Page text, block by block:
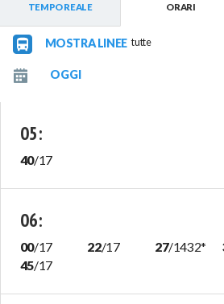
TEMPO REALE ORARI
MOSTRA LINEE tutte
05:
40/17
06:
00/17 22/17 27/1432*
45/17